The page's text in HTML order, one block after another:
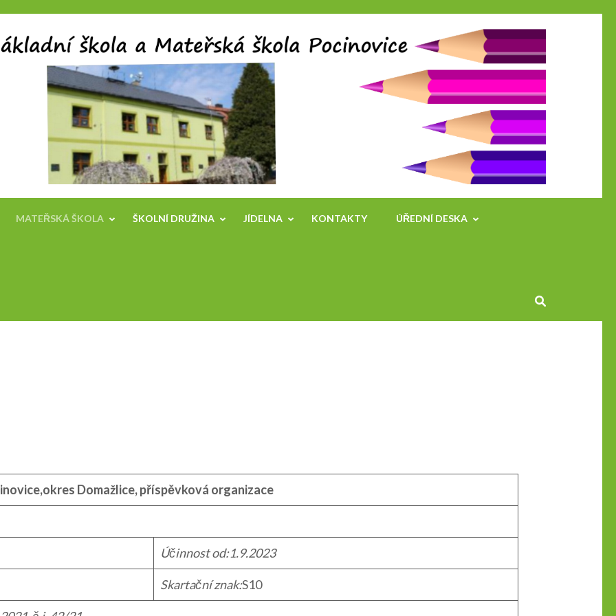
MATEŘSKÁ ŠKOLA ŠKOLNÍ DRUŽINA JÍDELNA KONTAKTY ÚŘEDNÍ DESKA
Domažlice, příspěvková organizace
Účinnost od:1.9.2023
Skartační znak:S10